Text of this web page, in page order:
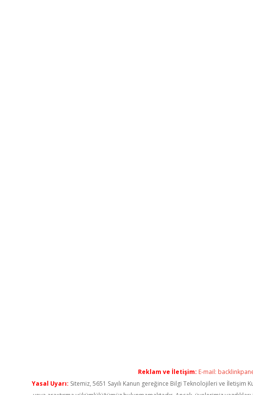
Reklam ve İletişim: E-mail:
Yasal Uyarı: Sitemiz, 5651 Sayılı Kanun gereğince Bilgi Teknolojileri ve